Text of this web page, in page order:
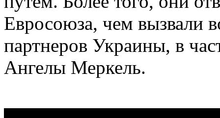
Евросоюза, чем вызвали
партнеров Украины, в
Ангелы Меркель.